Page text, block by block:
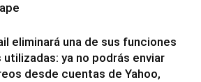
eliminará una de sus funciones
utilizadas: ya no podrás enviar
desde cuentas de Yahoo,